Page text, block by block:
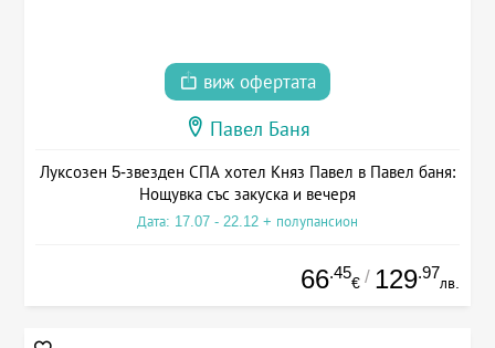
виж офертата
Павел Баня
Луксозен 5-звезден СПА хотел Княз Павел в Павел баня:
Нощувка със закуска и вечеря
Дата: 17.07 - 22.12 + полупансион
66.45
€ / 129.97
лв.